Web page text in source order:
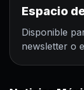
Espacio
Disponible
newsletter o